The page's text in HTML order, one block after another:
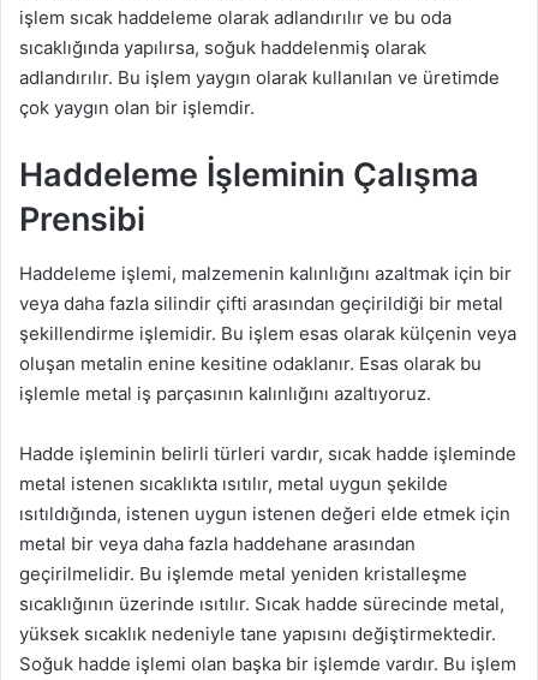
işlem sıcak haddeleme olarak adlandırılır ve bu oda
sıcaklığında yapılırsa, soğuk haddelenmiş olarak
adlandırılır. Bu işlem yaygın olarak kullanılan ve üretimde
çok yaygın olan bir işlemdir.
Haddeleme İşleminin Çalışma
Prensibi
Haddeleme işlemi, malzemenin kalınlığını azaltmak için bir
veya daha fazla silindir çifti arasından geçirildiği bir metal
şekillendirme işlemidir. Bu işlem esas olarak külçenin veya
oluşan metalin enine kesitine odaklanır. Esas olarak bu
işlemle metal iş parçasının kalınlığını azaltıyoruz.
Hadde işleminin belirli türleri vardır, sıcak hadde işleminde
metal istenen sıcaklıkta ısıtılır, metal uygun şekilde
ısıtıldığında, istenen uygun istenen değeri elde etmek için
metal bir veya daha fazla haddehane arasından
geçirilmelidir. Bu işlemde metal yeniden kristalleşme
sıcaklığının üzerinde ısıtılır. Sıcak hadde sürecinde metal,
yüksek sıcaklık nedeniyle tane yapısını değiştirmektedir.
Soğuk hadde işlemi olan başka bir işlemde vardır. Bu işlem